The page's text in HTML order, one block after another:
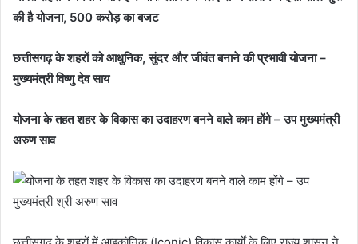
की है योजना, 500 करोड़ का बजट
छत्तीसगढ़ के शहरों को आधुनिक, सुंदर और जीवंत बनाने की प्रभावी योजना –
मुख्यमंत्री विष्णु देव साय
योजना के तहत शहर के विकास का उदाहरण बनने वाले काम होंगे – उप मुख्यमंत्री
अरुण साव